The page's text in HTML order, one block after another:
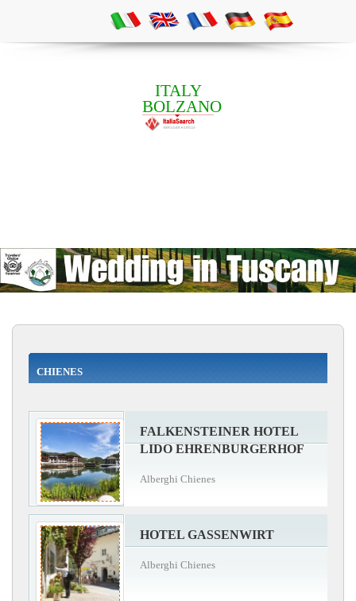
ITALY
BOLZANO
CHIENES
FALKENSTEINER HOTEL
LIDO EHRENBURGERHOF
Alberghi Chienes
HOTEL GASSENWIRT
Alberghi Chienes